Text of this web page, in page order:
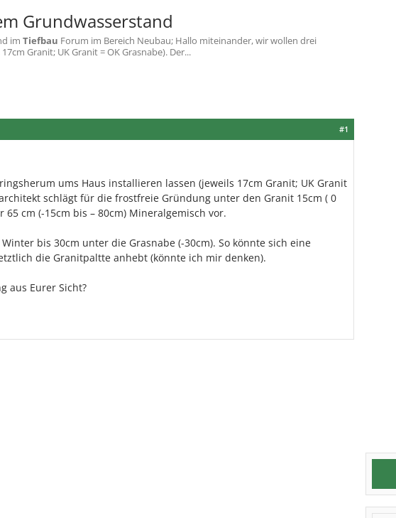
Grundwasserstand
im Tiefbau Forum im Bereich Neubau; Hallo miteinander, wir wollen drei
Granit; UK Granit = OK Grasnabe). Der...
#1
ums Haus installieren lassen (jeweils 17cm Granit; UK Granit
schlägt für die frostfreie Gründung unter den Granit 15cm ( 0
65 cm (-15cm bis – 80cm) Mineralgemisch vor.
bis 30cm unter die Grasnabe (-30cm). So könnte sich eine
die Granitpaltte anhebt (könnte ich mir denken).
aus Eurer Sicht?